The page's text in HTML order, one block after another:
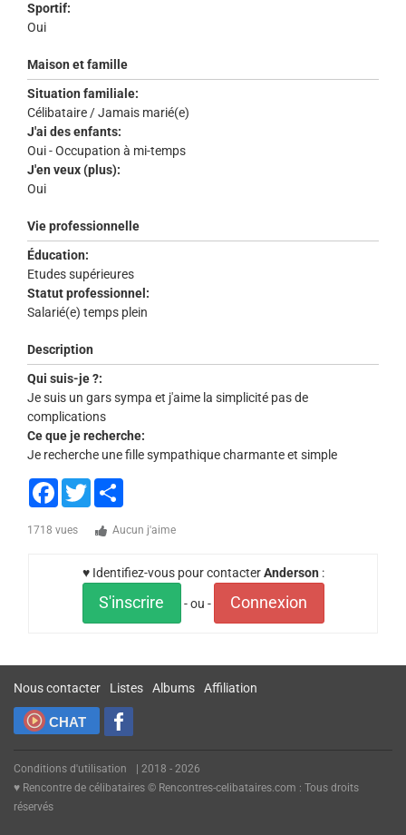
Sportif:
Oui
Maison et famille
Situation familiale:
Célibataire / Jamais marié(e)
J'ai des enfants:
Oui - Occupation à mi-temps
J'en veux (plus):
Oui
Vie professionnelle
Éducation:
Etudes supérieures
Statut professionnel:
Salarié(e) temps plein
Description
Qui suis-je ?:
Je suis un gars sympa et j'aime la simplicité pas de
complications
Ce que je recherche:
Je recherche une fille sympathique charmante et simple
Facebook
Twitter
1718 vues Aucun j'aime
♥ Identifiez-vous pour contacterAnderson :
S'inscrire - ou - Connexion
Nous contacter Listes Albums Affiliation
CHAT
Conditions d'utilisation
| 2018 - 2026
♥ Rencontre de célibataires © Rencontres-celibataires.com : Tous droits
réservés